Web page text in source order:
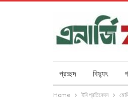
প্রচ্ছদ বিদ্যুৎ
Home ইবি প্রতিবেদন